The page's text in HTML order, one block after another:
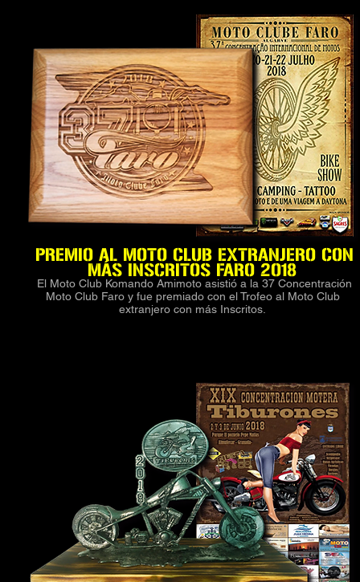
PREMIO AL MOTO CLUB EXTRANJERO CON
MÁS INSCRITOS FARO 2018
El Moto Club Komando Amimoto asistió a la 37 Concentración
Moto Club Faro y fue premiado con el Trofeo al Moto Club
extranjero con más Inscritos.